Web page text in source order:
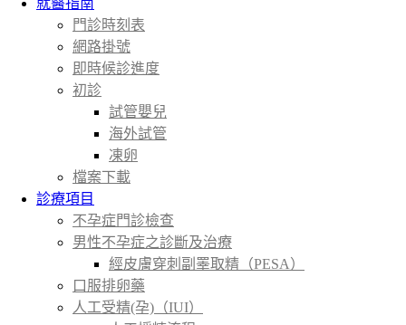
就醫指南
門診時刻表
網路掛號
即時候診進度
初診
試管嬰兒
海外試管
凍卵
檔案下載
診療項目
不孕症門診檢查
男性不孕症之診斷及治療
經皮膚穿刺副睪取精（PESA）
口服排卵藥
人工受精(孕)（IUI）